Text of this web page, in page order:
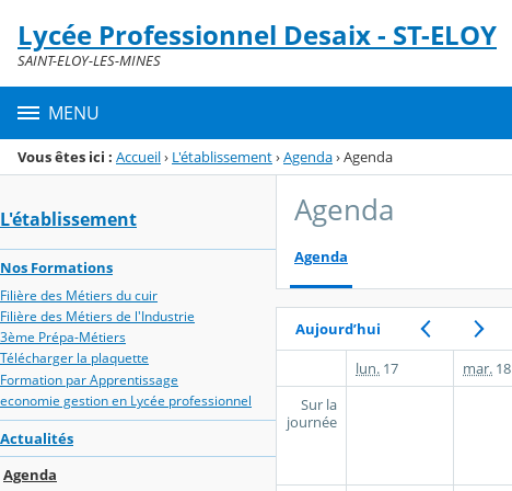
Menu de la rubrique
Contenu
Lycée Professionnel Desaix - ST-ELOY
SAINT-ELOY-LES-MINES
MENU
Vous êtes ici : Accueil› L'établissement›Agenda›Agenda
L'établissement
Nos Formations
Filière des Métiers du cuir
Filière des Métiers de l'Industrie
3ème Prépa-Métiers
Télécharger la plaquette
Formation par Apprentissage
economie gestion en Lycée professionnel
Actualités
Agenda
Agenda
Agenda
Aujourd’hui
lun. 17 mar. 18
Sur la
journée